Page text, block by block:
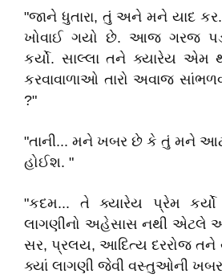
"જાને ધુતારા, તું અને મને યાદ
ખોવાઈ ગયો છે. આજ ગરજ
કર્યો. સાલ્લા તને ક્યારેય
કરવાવાળાઓ તારો અવાજ
?"
"તાની... મને ખબર છે કે તું મને
હોઈશ. "
"કદમ... તે ક્યારેય પ્રેમ
લાગણીનો અહેસાસ નથી એટલે
સર, પ્રલય, આદિત્ય દરરોજ તને
ક્યાં લાગણી જેવી વસ્તુઓની